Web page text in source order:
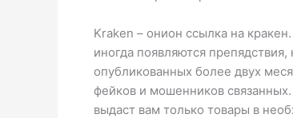
Kraken – онион ссылка на
иногда появляются
опубликованных более двух
фейков и мошенников
выдаст вам только товары в